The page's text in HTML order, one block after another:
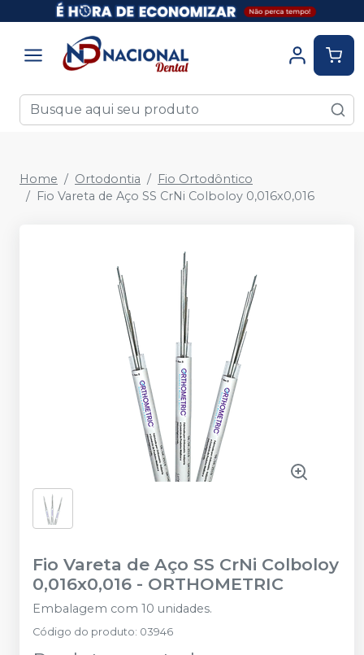
Home Ortodontia
Fio Ortodôntico
Fio Vareta de Aço SS CrNi Colboloy 0,016x0,016
Fio Vareta de Aço SS CrNi Colboloy
0,016x0,016 - ORTHOMETRIC
Embalagem com 10 unidades.
Código do produto: 03946